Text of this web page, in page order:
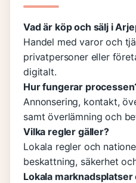
Vad är köp och sälj i
Handel med varor och
privatpersoner eller
digitalt.
Hur fungerar
Annonsering, kontakt,
samt överlämning och
Vilka regler gäller?
Lokala regler och
beskattning, säkerhet
Lokala